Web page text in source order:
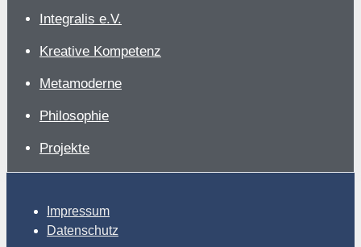
Integralis e.V.
Kreative Kompetenz
Metamoderne
Philosophie
Projekte
Impressum
Datenschutz